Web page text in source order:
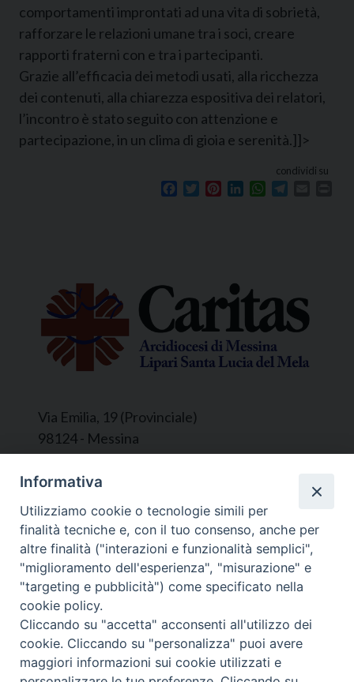
comportamenti improntati ad una vita di sobrietà,
rafforzare le relazioni umane tra i soci, creare
rapporti fraterni con e tra i partecipanti.
Grazie all’efficacia dei metodi usati, alla ricchezza
dei contenuti, alla chiarezza espositiva dei relatori,
l’incontro è stato seguito con attenzione e
partecipazione, in un clima di gioia e serenità.]]>
condividi su
Facebook
TwitterPinterestLinkedInWhatsApp
Via Emilia, 19 (Provinciale)
98124 - Messina
Segreteria e Amministrazione:
L’Ufficio è aperto tutti i giorni da lunedì a
venerdì, dalle ore 9.30 alle ore 12.30.
Tel. 090.9146045
mail:ufficiocaritas@diocesimessina.it.
Seguici su
Informativa
Utilizziamo cookie o tecnologie simili per
finalità tecniche e, con il tuo consenso, anche per
altre finalità ("interazioni e funzionalità semplici",
"miglioramento dell'esperienza", "misurazione" e
"targeting e pubblicità") come specificato nella
cookie policy.
Cliccando su "accetta" acconsenti all'utilizzo dei
cookie. Cliccando su "personalizza" puoi avere
maggiori informazioni sui cookie utilizzati e